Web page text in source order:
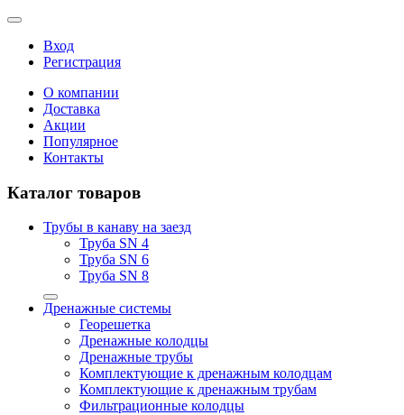
Вход
Регистрация
О компании
Доставка
Акции
Популярное
Контакты
Каталог товаров
Трубы в канаву на заезд
Труба SN 4
Труба SN 6
Труба SN 8
Дренажные системы
Георешетка
Дренажные колодцы
Дренажные трубы
Комплектующие к дренажным колодцам
Комплектующие к дренажным трубам
Фильтрационные колодцы